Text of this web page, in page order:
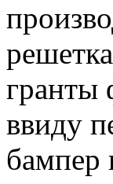
гранты
ввиду
бампер